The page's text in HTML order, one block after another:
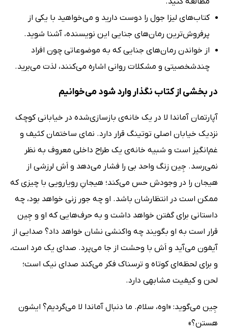
کتاب‌های لیزا جول را دوست دارید و می‌خواهید با یکی از
پرفروش‌ترین رمان‌های جنایی این نویسنده، آشنا شوید.
از خواندن رمان‌های جنایی که به موضوعاتی چون افراد
چندشخصیتی و مشکلات روانی اشاره می‌کنند، لذت می‌برید.
در بخشی از کتاب نگذار وارد شود می‌خوانیم
آپارتمان آماندا لا در یک خانه‌ی بازسازی‌شده در خیابانی کوچک
نزدیک خیابان اصلی توتینگ قرار دارد. نمای ساختمان کثیف و
غم‌انگیز است و شبیه خانه‌ی یک طراح داخلی معروف به نظر
نمی‌رسد. جِین زنگ واحد بی را فشار می‌دهد و اَش لرزشی از
هیجان را در وجودش حس می‌کند؛ هیجانِ رویارویی با چیزی که
ممکن است در انتظارشان باشد. او چه جور زنی خواهد بود، چه
داستانی برای گفتن خواهد داشت و به حرف‌هایی که او و جِین
قرار است به او بگویند چه واکنشی نشان خواهد داد؟ صدایی از
آیفون می‌آید و اَش با وحشت از جا می‌پرد. صدای یک مرد است،
و برای لحظه‌ای کوتاه و ترسناک فکر می‌کند صدای نیک است؛
لحن و کیفیت مشابهی دارد.
جِین می‌گوید: «اوه، سلام. ما دنبال آماندا لا می‌گردیم؟ ایشون
هستن؟»